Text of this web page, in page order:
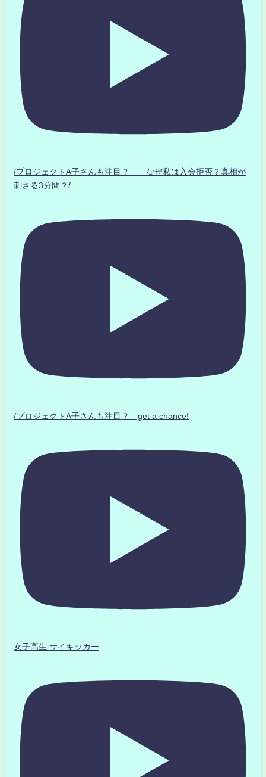
/プロジェクトA子さんも注目？ なぜ私は入会拒否？真相が
刺さる3分間？/
/プロジェクトA子さんも注目？ get a chance!
女子高生 サイキッカー